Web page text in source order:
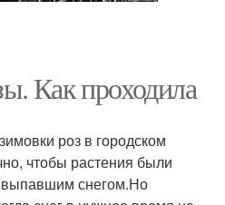
Как проходила
роз в городском
чтобы растения были
снегом.Но